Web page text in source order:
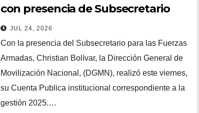
con presencia de Subsecretario
Bolívar
JUL 24, 2026
Con la presencia del Subsecretario para las Fuerzas
Armadas, Christian Bolívar, la Dirección General de
Movilización Nacional, (DGMN), realizó este viernes,
su Cuenta Publica institucional correspondiente a la
gestión 2025.…